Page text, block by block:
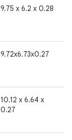
9.75 x 6.2 x 0.28
9.72x6.73x0.27
10.12 x 6.64 x
0.27